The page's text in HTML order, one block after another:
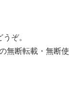
うぞ。
無断転載・無断使